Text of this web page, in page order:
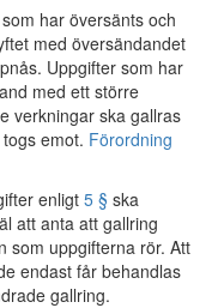
som har översänts och
med översändandet
Uppgifter som har
med ett större
verkningar ska gallras
emot. Förordning
enligt5 § ska
att anta att gallring
som uppgifterna rör. Att
endast får behandlas
gallring.